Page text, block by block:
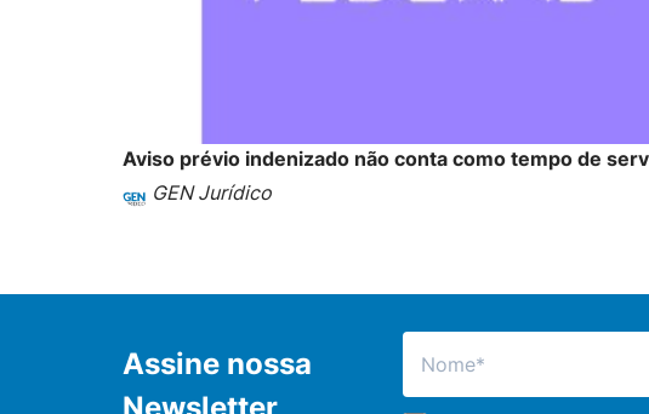
Aviso prévio indenizado não conta como tempo de
GEN Jurídico
Assine nossa